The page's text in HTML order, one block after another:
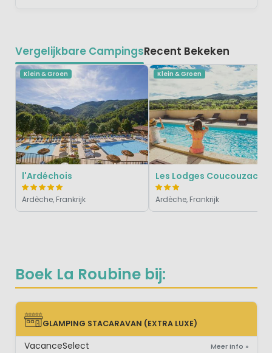
Boek La Roubine bij:
GLAMPING STACARAVAN (EXTRA LUXE)
GLAMPING STACARAVAN (EXTRA LUXE)
VacanceSelect Meer info »
Vergelijkbare CampingsRecent Bekeken
Klein & Groen
l'Ardéchois
Ardèche, Frankrijk
Klein & Groen
Les Lodges Coucouzac
Ardèche, Frankrijk